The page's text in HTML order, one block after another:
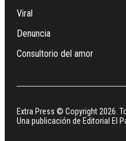
Viral
Denuncia
Consultorio del amor
Extra Press © Copyright 2026.
Una publicación de Editorial El